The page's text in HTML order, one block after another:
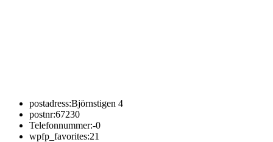
postadress:Björnstigen 4
postnr:67230
Telefonnummer:-0
wpfp_favorites:21